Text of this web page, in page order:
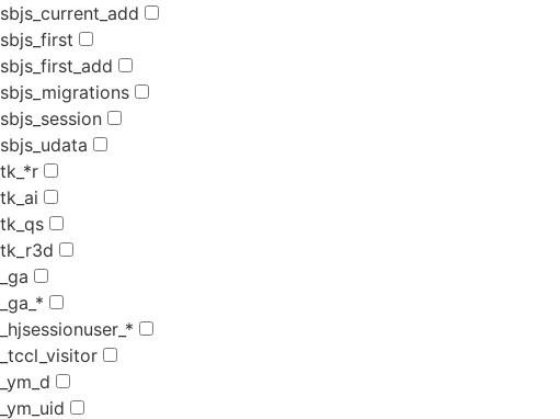
sbjs_current_add
sbjs_first
sbjs_first_add
sbjs_migrations
sbjs_session
sbjs_udata
tk_*r
tk_ai
tk_qs
tk_r3d
_ga
_ga_*
_hjsessionuser_*
_tccl_visitor
_ym_d
_ym_uid